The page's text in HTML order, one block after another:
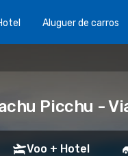
Aluguer de carros
Picchu -
Voo + Hotel